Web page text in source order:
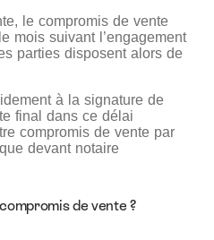
le compromis de vente
mois suivant l’engagement
parties disposent alors de
à la signature de
final dans ce délai
compromis de vente par
devant notaire
de vente ?